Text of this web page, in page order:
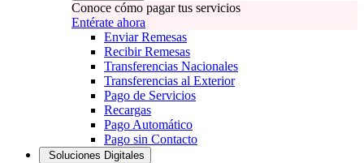
Conoce cómo pagar tus servicios
Entérate ahora
Enviar Remesas
Recibir Remesas
Transferencias Nacionales
Transferencias al Exterior
Pago de Servicios
Recargas
Pago Automático
Pago sin Contacto
Soluciones Digitales